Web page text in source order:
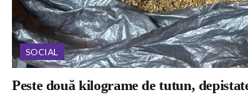
SOCIAL
Peste două kilograme de tutun,